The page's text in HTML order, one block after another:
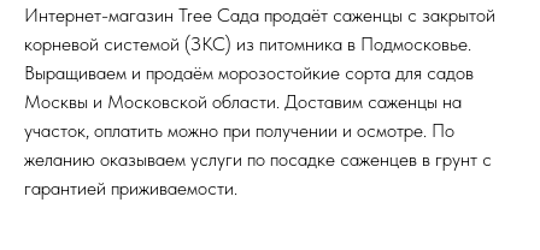
Интернет-магазин Tree Сада продаёт саженцы с закрытой
корневой системой (ЗКС) из питомника в Подмосковье.
Выращиваем и продаём морозостойкие сорта для садов
Москвы и Московской области. Доставим саженцы на
участок, оплатить можно при получении и осмотре. По
желанию оказываем услуги по посадке саженцев в грунт с
гарантией приживаемости.